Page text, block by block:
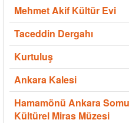
Mehmet Akif Kültür Evi
Taceddin Dergahı
Kurtuluş
Ankara Kalesi
Hamamönü Ankara
Kültürel Miras Müzesi